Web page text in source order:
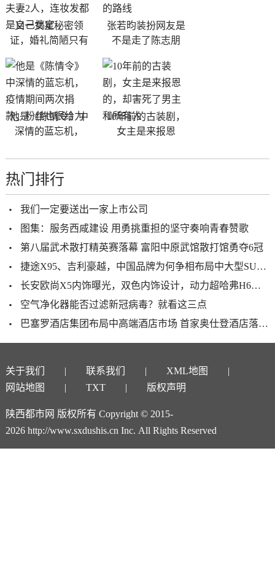
又一女星秘密领
证，婚礼简陋只有
张若昀装扮网友是
不是走了陈志朋
他是《陈情令》中
深情的蓝忘机，
10年前的古装剧，
女主是来报恩
热门排行
我们一定要送出一家上市公司
图集：服务西咸建设 用勇挑重担的坚守奏响青春赞歌
第八届武术散打精英赛落幕 富阳中原武馆散打馆勇夺6冠
捷途X95、吉利豪越，中国品牌为何争相布局中大型SUV市场
长安欧尚X5内饰曝光，双色内饰设计，动力超哈弗H6，11月就能买
空气净化器能否过滤新冠病毒？就看这三点
巴塞罗酒店集团布局中高端酒店市场 首家奥仕登酒店落户西安
关于我们 联系我们
XML地图
网站地图
TXT 版权声明
陕西都市网 版权所有 Copyright © 2015-
2026 http://www.sxdushis.cn Inc. All Rights Reserved